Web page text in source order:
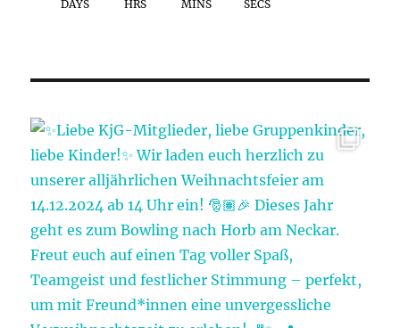
DAYS HRS MINS SECS